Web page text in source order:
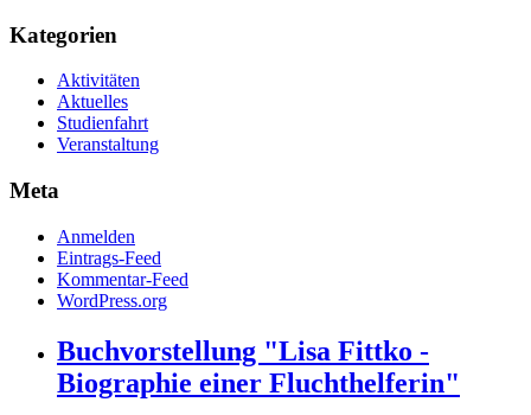
Kategorien
Aktivitäten
Aktuelles
Studienfahrt
Veranstaltung
Meta
Anmelden
Eintrags-Feed
Kommentar-Feed
WordPress.org
Buchvorstellung "Lisa Fittko -
Biographie einer Fluchthelferin"